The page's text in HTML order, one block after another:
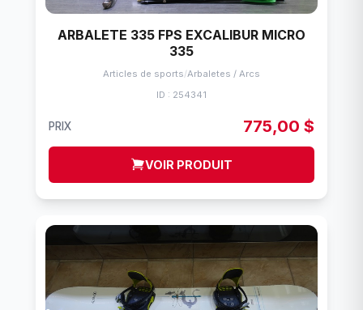
ARBALETE 335 FPS EXCALIBUR MICRO
335
Articles de sports/Arbaletes / Arcs
ID : 254341
PRIX 775,00 $
VOIR PRODUIT